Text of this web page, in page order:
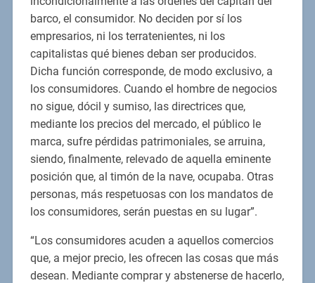
barco, el consumidor. No deciden por sí los
empresarios, ni los terratenientes, ni los
capitalistas qué bienes deban ser producidos.
Dicha función corresponde, de modo exclusivo, a
los consumidores. Cuando el hombre de negocios
no sigue, dócil y sumiso, las directrices que,
mediante los precios del mercado, el público le
marca, sufre pérdidas patrimoniales, se arruina,
siendo, finalmente, relevado de aquella eminente
posición que, al timón de la nave, ocupaba. Otras
personas, más respetuosas con los mandatos de
los consumidores, serán puestas en su lugar”.
“Los consumidores acuden a aquellos comercios
que, a mejor precio, les ofrecen las cosas que más
desean. Mediante comprar y abstenerse de hacerlo,